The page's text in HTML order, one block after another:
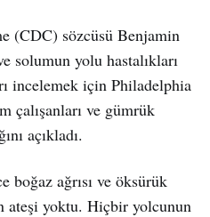
(CDC) sözcüsü Benjamin
solumun yolu hastalıkları
incelemek için Philadelphia
çalışanları ve gümrük
açıkladı.
boğaz ağrısı ve öksürük
ateşi yoktu. Hiçbir yolcunun